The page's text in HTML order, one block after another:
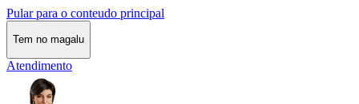
Pular para o conteudo principal
Tem no magalu
Atendimento